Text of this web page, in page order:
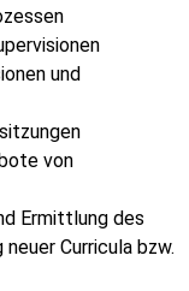
und
von
Ermittlung des
Curricula bzw.